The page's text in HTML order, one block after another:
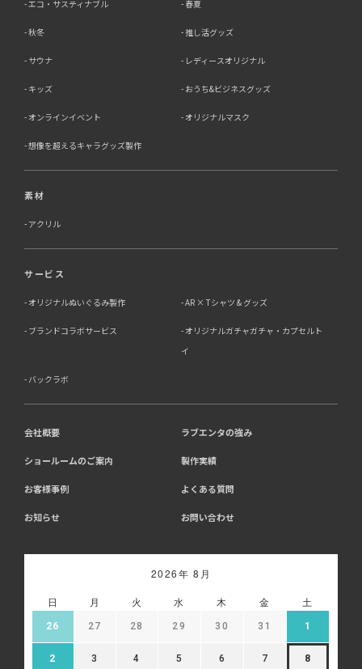
エコ・サスティナブル 春夏
秋冬 推し活グッズ
サウナ レディースオリジナル
キッズ おうち&ビジネスグッズ
オンラインイベント オリジナルマスク
想像を超えるキャラグッズ製作
素材
アクリル
サービス
オリジナルぬいぐるみ製作 AR × Tシャツ & グッズ
ブランドコラボサービス
オリジナルガチャガチャ・カプセルト
イ
バックラボ
会社概要 ラブエンタの強み
ショールームのご案内 製作実績
お客様事例 よくある質問
お知らせ お問い合わせ
2026年 8月
日 月 火 水 木 金 土
26 27 28 29 30 31 1
2 3 4 5 6 7 8